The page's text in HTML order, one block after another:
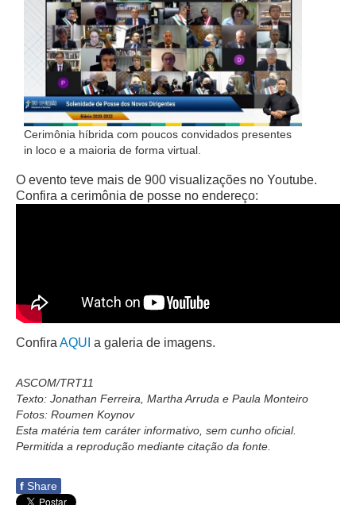
Cerimônia híbrida com poucos convidados presentes
in loco e a maioria de forma virtual.
O evento teve mais de 900 visualizações no Youtube.
Confira a cerimônia de posse no endereço:
Confira AQUI a galeria de imagens.
ASCOM/TRT11
Texto: Jonathan Ferreira, Martha Arruda e Paula Monteiro
Fotos: Roumen Koynov
Esta matéria tem caráter informativo, sem cunho oficial.
Permitida a reprodução mediante citação da fonte.
f Share